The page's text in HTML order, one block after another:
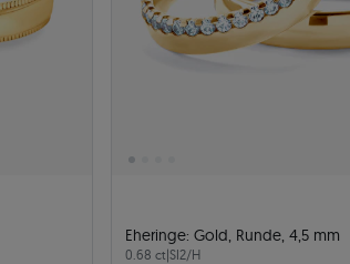
Eheringe: Gold, Runde, 4,5 mm
0.68 ct|SI2/H